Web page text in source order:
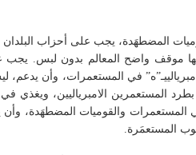
المضطهَدة، يجب على أحزاب البلدان
موقف واضح المعالم بدون لبس. يجب
في المستعمرات، وأن
المستعمرين الامبرياليين، ويغذي
في المستعمرات والقوميات المضطهَدة،
المستعمَرة.